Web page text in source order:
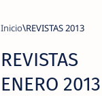
Inicio REVISTAS 2013
REVISTAS
ENERO 2013